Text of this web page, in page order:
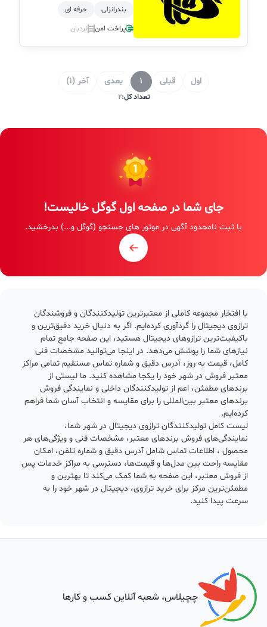
بندرانزلی
حرفه ای
پراخت امن
نردبان
اول قبلی 1 بعدی آخر (1)
تعداد کل:2
جای شما در صفحه اول گوگل خالیست!
با ثبت نامحدود آگهی در موتور های جستجو (گوگل و...) بدرخشید.
با افتخار مجموعه کاملی از معتبرترین تولیدکنندگان و فروشندگان
ترازوی دیجیتال را گردآوری کرده‌ایم. اگر به دنبال خرید دقیق‌ترین و
باکیفیت‌ترین ترازوهای دیجیتال هستید، این صفحه جامع تمام
نیازهای شما را پوشش می‌دهد. در اینجا می‌توانید مشخصات فنی
کامل، قیمت به روز، آدرس دقیق و شماره تماس مستقیم تمامی مراکز
معتبر فروش در شهر خود را یکجا مشاهده کنید. ما لیستی از
برندهای مطمئن، اعم از تولیدکنندگان داخلی و نمایندگی فروش
برندهای معتبر بین‌المللی را برای مقایسه و انتخاب آسان شما فراهم
کرده‌ایم.
لیست کامل تولیدکنندگان ترازوی دیجیتال در شهر شما،
نمایندگی‌های فروش برندهای معتبر، مشخصات فنی و ویژگی‌های هر
محصول ، اطلاعات تماس شامل آدرس دقیق و شماره تلفن، امکان
مقایسه راحت بین مدل‌ها و قیمت‌ها، دسترسی به مراکز خدمات پس
از فروش معتبر، این صفحه به شما کمک می‌کند تا بهترین و
مطمئن‌ترین مرکز برای خرید ترازوی، دیجیتال در شهر خود را به
سرعت پیدا کنید.
چچیلاس، شعبه آنلاین کسب و کارها